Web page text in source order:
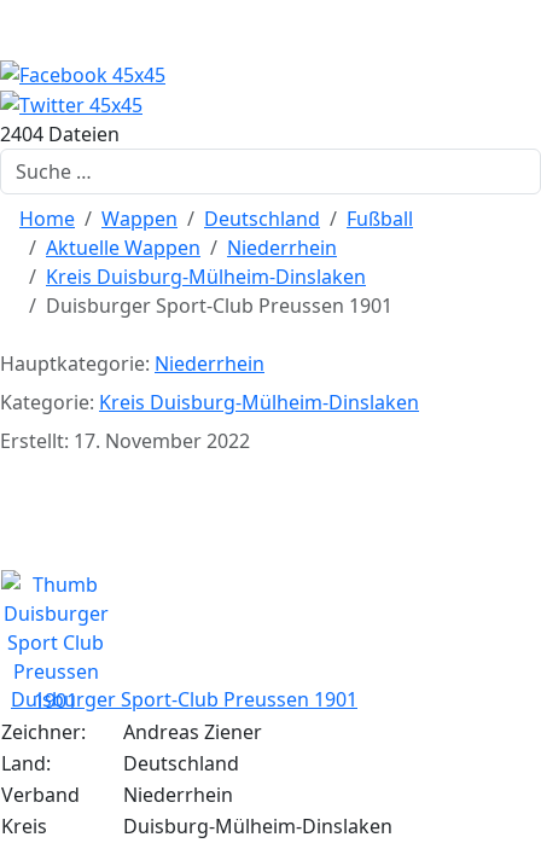
2404 Dateien
Suchen
Home Wappen Deutschland
Fußball
Aktuelle Wappen
Niederrhein
Kreis Duisburg-Mülheim-Dinslaken
Duisburger Sport-Club Preussen 1901
Hauptkategorie: Niederrhein
Kategorie: Kreis Duisburg-Mülheim-Dinslaken
Erstellt: 17. November 2022
Duisburger Sport-Club Preussen 1901
Zeichner:
Andreas Ziener
Land:
Deutschland
Verband
Niederrhein
Kreis
Duisburg-Mülheim-Dinslaken